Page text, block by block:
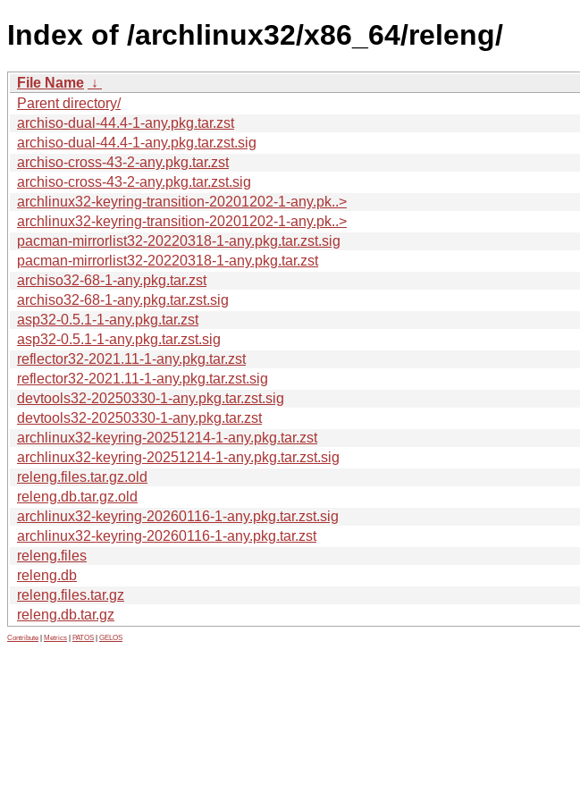
Index of /archlinux32/x86_64/releng/
File Name ↓
Parent directory/
archiso-dual-44.4-1-any.pkg.tar.zst
archiso-dual-44.4-1-any.pkg.tar.zst.sig
archiso-cross-43-2-any.pkg.tar.zst
archiso-cross-43-2-any.pkg.tar.zst.sig
archlinux32-keyring-transition-20201202-1-any.pk..>
archlinux32-keyring-transition-20201202-1-any.pk..>
pacman-mirrorlist32-20220318-1-any.pkg.tar.zst.sig
pacman-mirrorlist32-20220318-1-any.pkg.tar.zst
archiso32-68-1-any.pkg.tar.zst
archiso32-68-1-any.pkg.tar.zst.sig
asp32-0.5.1-1-any.pkg.tar.zst
asp32-0.5.1-1-any.pkg.tar.zst.sig
reflector32-2021.11-1-any.pkg.tar.zst
reflector32-2021.11-1-any.pkg.tar.zst.sig
devtools32-20250330-1-any.pkg.tar.zst.sig
devtools32-20250330-1-any.pkg.tar.zst
archlinux32-keyring-20251214-1-any.pkg.tar.zst
archlinux32-keyring-20251214-1-any.pkg.tar.zst.sig
releng.files.tar.gz.old
releng.db.tar.gz.old
archlinux32-keyring-20260116-1-any.pkg.tar.zst.sig
archlinux32-keyring-20260116-1-any.pkg.tar.zst
releng.files
releng.db
releng.files.tar.gz
releng.db.tar.gz
Contribute Metrics PATOS GELOS